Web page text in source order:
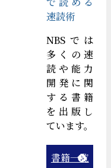
NBSでは
多くの速
読や能力
開発に関
する書籍
を出版し
ています。
書籍一覧